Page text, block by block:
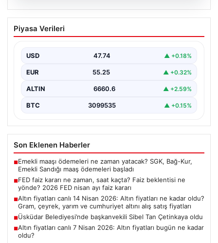
07.08.2026
FED faiz kararı ne zaman, saat kaçta?
Faiz beklentisi ne yönde? 2026 FED
Piyasa Verileri
USD 47.74 ▲ +0.18%
EUR 55.25 ▲ +0.32%
ALTIN 6660.6 ▲ +2.59%
BTC 3099535 ▲ +0.15%
Son Eklenen Haberler
■Emekli maaşı ödemeleri ne zaman yatacak? SGK, Bağ-Kur,
Emekli Sandığı maaş ödemeleri başladı
■FED faiz kararı ne zaman, saat kaçta? Faiz beklentisi ne
yönde? 2026 FED nisan ayı faiz kararı
■Altın fiyatları canlı 14 Nisan 2026: Altın fiyatları ne kadar oldu?
Gram, çeyrek, yarım ve cumhuriyet altını alış satış fiyatları
■Üsküdar Belediyesi’nde başkanvekili Sibel Tan Çetinkaya oldu
■Altın fiyatları canlı 7 Nisan 2026: Altın fiyatları bugün ne kadar
oldu?